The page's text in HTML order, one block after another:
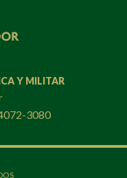
Y MILITAR
3080